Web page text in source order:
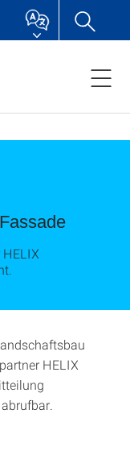
HELIX
abrufbar.